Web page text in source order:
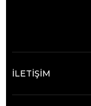
İLETİŞİM